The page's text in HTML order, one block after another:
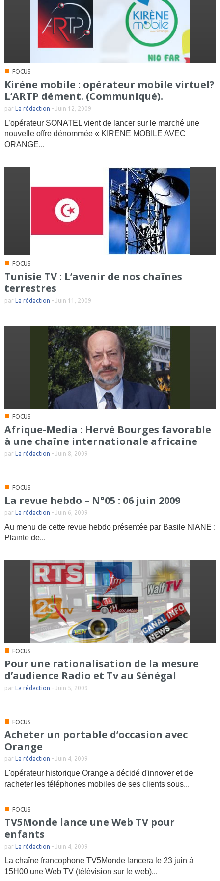
■ FOCUS
Kiréne mobile : opérateur mobile virtuel?
L’ARTP dément. (Communiqué).
par La rédaction - Juin 12, 2009
L’opérateur SONATEL vient de lancer sur le marché une
nouvelle offre dénommée « KIRENE MOBILE AVEC
ORANGE...
■ FOCUS
Tunisie TV : L’avenir de nos chaînes
terrestres
par La rédaction - Juin 11, 2009
■ FOCUS
Afrique-Media : Hervé Bourges favorable
à une chaîne internationale africaine
par La rédaction - Juin 8, 2009
■ FOCUS
La revue hebdo – N°05 : 06 juin 2009
par La rédaction - Juin 6, 2009
Au menu de cette revue hebdo présentée par Basile NIANE :
Plainte de...
■ FOCUS
Pour une rationalisation de la mesure
d’audience Radio et Tv au Sénégal
par La rédaction - Juin 5, 2009
■ FOCUS
Acheter un portable d’occasion avec
Orange
par La rédaction - Juin 4, 2009
L'opérateur historique Orange a décidé d'innover et de
racheter les téléphones mobiles de ses clients sous...
■ FOCUS
TV5Monde lance une Web TV pour
enfants
par La rédaction - Juin 4, 2009
La chaîne francophone TV5Monde lancera le 23 juin à
15H00 une Web TV (télévision sur le web)...